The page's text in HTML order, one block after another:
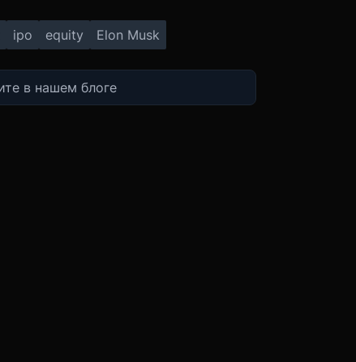
ipo equity Elon Musk